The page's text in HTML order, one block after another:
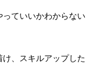
ていいかわからない
、スキルアップした